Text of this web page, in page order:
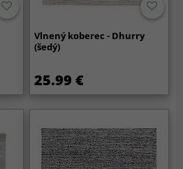
Vlnený koberec - Dhurry
(šedý)
25.99 €